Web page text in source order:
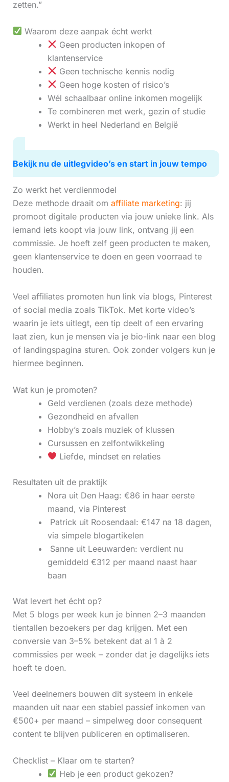
zetten.”
Waarom deze aanpak écht werkt
Geen producten inkopen of
klantenservice
Geen technische kennis nodig
Geen hoge kosten of risico’s
Wél schaalbaar online inkomen mogelijk
Te combineren met werk, gezin of studie
Werkt in heel Nederland en België
Bekijk nu de uitlegvideo’s en start in jouw tempo
Zo werkt het verdienmodel
Deze methode draait om affiliate marketing: jij
promoot digitale producten via jouw unieke link. Als
iemand iets koopt via jouw link, ontvang jij een
commissie. Je hoeft zelf geen producten te maken,
geen klantenservice te doen en geen voorraad te
houden.
Veel affiliates promoten hun link via blogs, Pinterest
of social media zoals TikTok. Met korte video’s
waarin je iets uitlegt, een tip deelt of een ervaring
laat zien, kun je mensen via je bio-link naar een blog
of landingspagina sturen. Ook zonder volgers kun je
hiermee beginnen.
Wat kun je promoten?
Geld verdienen (zoals deze methode)
Gezondheid en afvallen
Hobby’s zoals muziek of klussen
Cursussen en zelfontwikkeling
Liefde, mindset en relaties
Resultaten uit de praktijk
Nora uit Den Haag: €86 in haar eerste
maand, via Pinterest
‍ Patrick uit Roosendaal: €147 na 18 dagen,
via simpele blogartikelen
‍ Sanne uit Leeuwarden: verdient nu
gemiddeld €312 per maand naast haar
baan
Wat levert het écht op?
Met 5 blogs per week kun je binnen 2–3 maanden
tientallen bezoekers per dag krijgen. Met een
conversie van 3–5% betekent dat al 1 à 2
commissies per week – zonder dat je dagelijks iets
hoeft te doen.
Veel deelnemers bouwen dit systeem in enkele
maanden uit naar een stabiel passief inkomen van
€500+ per maand – simpelweg door consequent
content te blijven publiceren en optimaliseren.
Checklist – Klaar om te starten?
Heb je een product gekozen?